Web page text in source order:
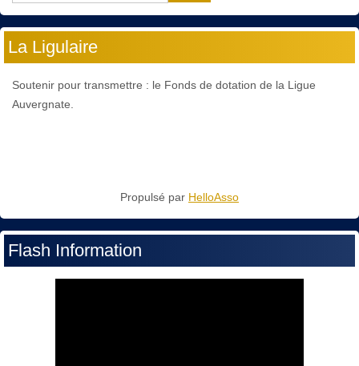
La Ligulaire
Soutenir pour transmettre : le Fonds de dotation de la Ligue
Auvergnate.
Propulsé par HelloAsso
Flash Information